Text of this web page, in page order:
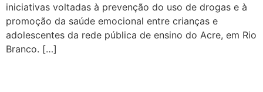
iniciativas voltadas à prevenção do uso de drogas e à
promoção da saúde emocional entre crianças e
adolescentes da rede pública de ensino do Acre, em Rio
Branco. […]